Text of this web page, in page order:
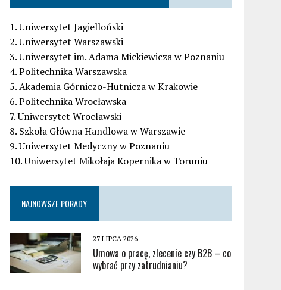
1. Uniwersytet Jagielloński
2. Uniwersytet Warszawski
3. Uniwersytet im. Adama Mickiewicza w Poznaniu
4. Politechnika Warszawska
5. Akademia Górniczo-Hutnicza w Krakowie
6. Politechnika Wrocławska
7. Uniwersytet Wrocławski
8. Szkoła Główna Handlowa w Warszawie
9. Uniwersytet Medyczny w Poznaniu
10. Uniwersytet Mikołaja Kopernika w Toruniu
NAJNOWSZE PORADY
27 LIPCA 2026
Umowa o pracę, zlecenie czy B2B – co
wybrać przy zatrudnianiu?